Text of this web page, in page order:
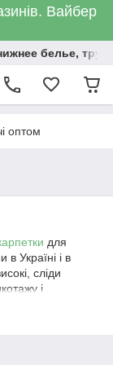
Вайбер
белье,
оптом
для
Україні і в
сліди
і